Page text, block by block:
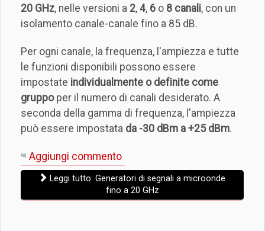
20 GHz, nelle versioni a 2, 4, 6 o 8 canali, con un
isolamento canale-canale fino a 85 dB.
Per ogni canale, la frequenza, l'ampiezza e tutte
le funzioni disponibili possono essere
impostate individualmente o definite come
gruppoper il numero di canali desiderato. A
seconda della gamma di frequenza, l'ampiezza
può essere impostata da -30 dBm a +25 dBm.
Aggiungi commento
Leggi tutto: Generatori di segnali a microonde
fino a 20 GHz